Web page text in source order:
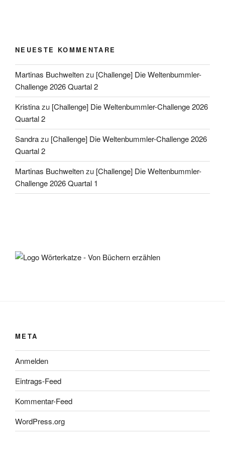
NEUESTE KOMMENTARE
Martinas Buchweltenzu [Challenge] Die Weltenbummler-
Challenge 2026 Quartal 2
Kristinazu [Challenge] Die Weltenbummler-Challenge 2026
Quartal 2
Sandrazu [Challenge] Die Weltenbummler-Challenge 2026
Quartal 2
Martinas Buchweltenzu [Challenge] Die Weltenbummler-
Challenge 2026 Quartal 1
META
Anmelden
Eintrags-Feed
Kommentar-Feed
WordPress.org